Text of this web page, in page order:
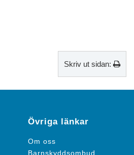
Skriv ut sidan:
Övriga länkar
Om oss
Barnskyddsombud